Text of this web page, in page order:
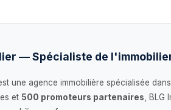
— Spécialiste de
une agence immobilière spécialisée
et 500 promoteurs partenaires ,